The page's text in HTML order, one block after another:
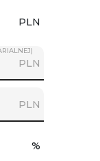
PLN
PLN
PLN
%